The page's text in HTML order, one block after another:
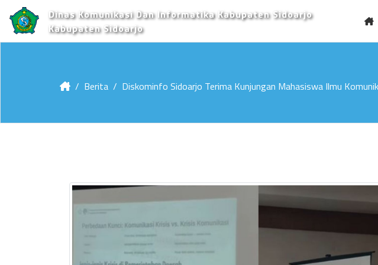
Dinas Komunikasi Dan Informatika Kabupaten Sidoarjo
Kabupaten Sidoarjo
Berita Diskominfo Sidoarjo Terima Kunjungan Mahasiswa Ilmu